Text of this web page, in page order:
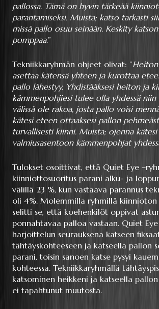
pallossa. Tämä on hyvin tärkeää
parantamiseksi. Muista; katso tarkasti
missä pallo osuu seinään. Keskity
pomppaa.”
Tekniikkaryhmän ohjeet olivat: ”
asettaa kätensä yhteen ja kurottaa
pallo lähestyy. Yhdistääksesi heiton ja
kämmenpohjiesi tulee olla yhdessä niin
välissä ole rakoa, josta pallo voisi
kätesi eteen ottaaksesi pallon
turvallisesti kiinni. Muista; ojenna
valmiusasentoon kämmenpohjat
Tulokset osoittivat, että Quiet Eye
kiinniottosuoritus parani alku- ja
välillä 23 %, kun vastaava parannus
oli 4%. Molemmilla ryhmillä kiinnioton
selitti se, että koehenkilöt oppivat
ponnahtavaa palloa vastaan. Quiet
harjoittelun seurauksena katseen
tähtäyskohteeseen ja katseella pallon
parani, toisin sanoen katse pysyi
kohteessa. Tekniikkaryhmällä
katsominen heikkeni ja katseella pallon
ei tapahtunut muutosta.